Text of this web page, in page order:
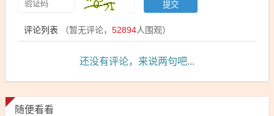
评论列表 （暂无评论， 52894人围观）
还没有评论，来说两句吧...
随便看看